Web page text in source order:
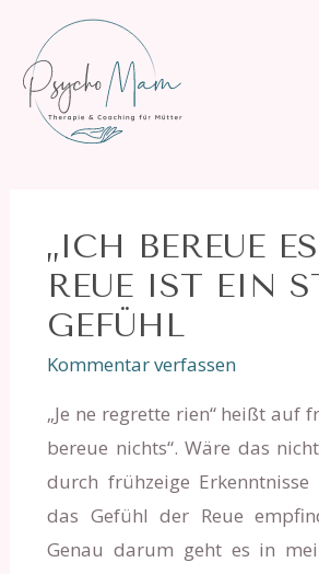
Inhalt
springen
„ICH BEREUE
REUE IST EIN
GEFÜHL
Kommentar verfassen
„Je ne regrette rien“ heißt auf
bereue nichts“. Wäre das
durch frühzeige
das Gefühl der Reue
Genau darum geht es in